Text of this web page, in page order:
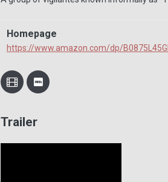
Homepage
https://www.amazon.com/dp/
Trailer